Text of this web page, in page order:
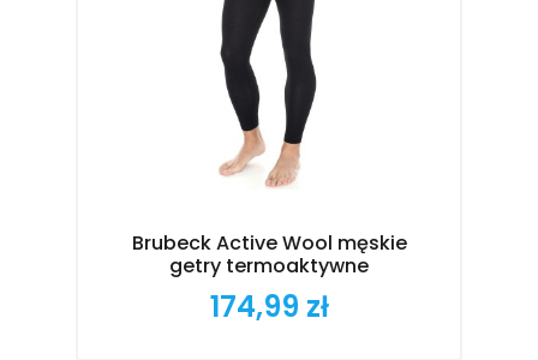
Brubeck Active Wool męskie
getry termoaktywne
Cena
174,99 zł